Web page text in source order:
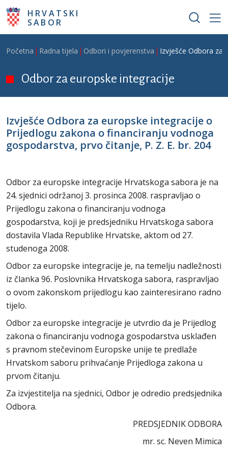
Skoči na glavni sadržaj
HRVATSKI
SABOR
Breadcrumb
Početna Radna tijela Odbori i povjerenstva Izvješće Odbora za
Odbor za europske integracije
Izvješće Odbora za europske integracije o
Prijedlogu zakona o financiranju vodnoga
gospodarstva, prvo čitanje, P. Z. E. br. 204
Odbor za europske integracije Hrvatskoga sabora je na
24. sjednici održanoj 3. prosinca 2008. raspravljao o
Prijedlogu zakona o financiranju vodnoga
gospodarstva, koji je predsjedniku Hrvatskoga sabora
dostavila Vlada Republike Hrvatske, aktom od 27.
studenoga 2008.
Odbor za europske integracije je, na temelju nadležnosti
iz članka 96. Poslovnika Hrvatskoga sabora, raspravljao
o ovom zakonskom prijedlogu kao zainteresirano radno
tijelo.
Odbor za europske integracije je utvrdio da je Prijedlog
zakona o financiranju vodnoga gospodarstva usklađen
s pravnom stečevinom Europske unije te predlaže
Hrvatskom saboru prihvaćanje Prijedloga zakona u
prvom čitanju.
Za izvjestitelja na sjednici, Odbor je odredio predsjednika
Odbora.
PREDSJEDNIK ODBORA
mr. sc. Neven Mimica